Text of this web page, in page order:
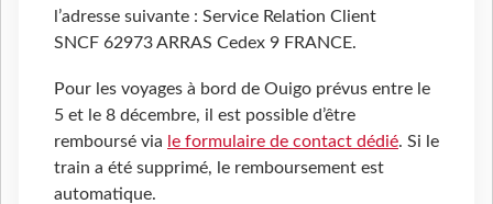
l’adresse suivante : Service Relation Client
SNCF 62973 ARRAS Cedex 9 FRANCE.
Pour les voyages à bord de Ouigo prévus entre le
5 et le 8 décembre, il est possible d’être
remboursé via le formulaire de contact dédié. Si le
train a été supprimé, le remboursement est
automatique.